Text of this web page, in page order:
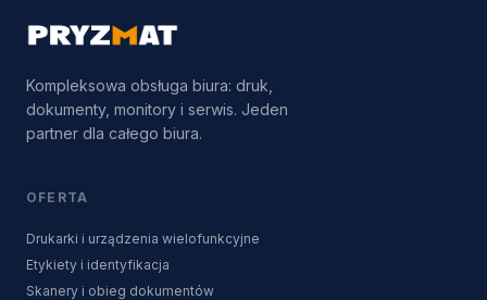
Kompleksowa obsługa biura: druk,
dokumenty, monitory i serwis. Jeden
partner dla całego biura.
OFERTA
Drukarki i urządzenia wielofunkcyjne
Etykiety i identyfikacja
Skanery i obieg dokumentów